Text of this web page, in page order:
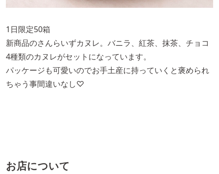
1日限定50箱
新商品のさんらいずカヌレ。バニラ、紅茶、抹茶、チョコ
4種類のカヌレがセットになっています。
パッケージも可愛いのでお手土産に持っていくと褒められ
ちゃう事間違いなし♡
お店について